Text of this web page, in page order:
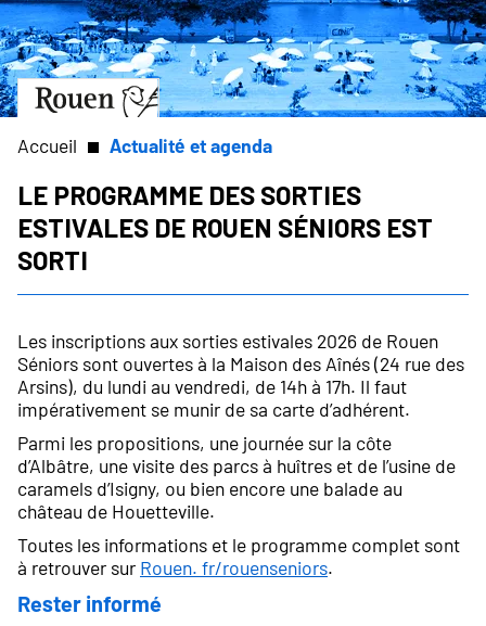
Aller
au
contenu
principal
Aller
à
la
page
Slide
1
of
1
Fil
d'Ariane
Accueil Actualité et agenda
Le programme des sorties
estivales de Rouen Séniors est
sorti
Les inscriptions aux sorties estivales 2026 de Rouen
Séniors sont ouvertes à la Maison des Aînés (24 rue des
Arsins), du lundi au vendredi, de 14h à 17h. Il faut
impérativement se munir de sa carte d’adhérent.
Parmi les propositions, une journée sur la côte
d’Albâtre, une visite des parcs à huîtres et de l’usine de
caramels d’Isigny, ou bien encore une balade au
château de Houetteville.
Toutes les informations et le programme complet sont
à retrouver sur Rouen. fr/rouenseniors.
Rester informé